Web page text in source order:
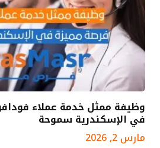
وظيفة ممثل خدمة عملاء
في الإسكندرية سموحة
مارس 2, 2026